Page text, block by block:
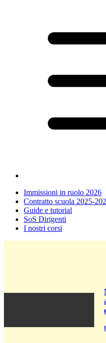
Immissioni in ruolo 2026
Contratto scuola 2025-
Guide e tutorial
SoS Dirigenti
I nostri corsi